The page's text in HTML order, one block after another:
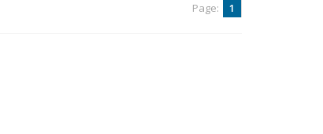
Page: 1